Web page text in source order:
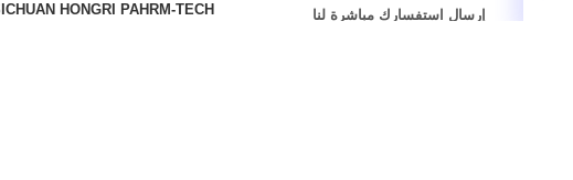
HONGRI PAHRM-TECH
إرسال استفسارك مباشرة لنا